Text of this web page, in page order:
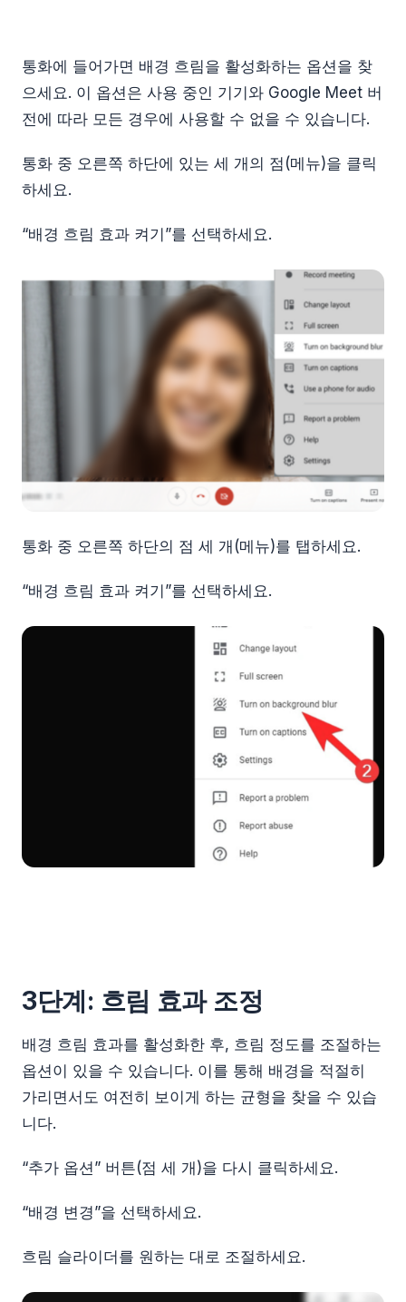
통화에 들어가면 배경 흐림을 활성화하는 옵션을 찾
으세요. 이 옵션은 사용 중인 기기와 Google Meet 버
전에 따라 모든 경우에 사용할 수 없을 수 있습니다.
통화 중 오른쪽 하단에 있는 세 개의 점(메뉴)을 클릭
하세요.
“배경 흐림 효과 켜기”를 선택하세요.
통화 중 오른쪽 하단의 점 세 개(메뉴)를 탭하세요.
“배경 흐림 효과 켜기”를 선택하세요.
3단계: 흐림 효과 조정
배경 흐림 효과를 활성화한 후, 흐림 정도를 조절하는
옵션이 있을 수 있습니다. 이를 통해 배경을 적절히
가리면서도 여전히 보이게 하는 균형을 찾을 수 있습
니다.
“추가 옵션” 버튼(점 세 개)을 다시 클릭하세요.
“배경 변경”을 선택하세요.
흐림 슬라이더를 원하는 대로 조절하세요.